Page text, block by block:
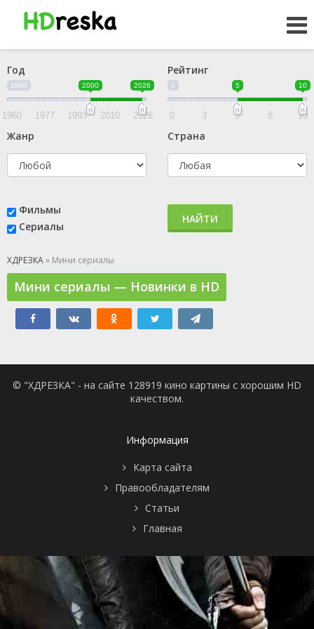
Год
1960 2000 2026
1960 1977 1993 2010 2026
Рейтинг
0 5 10
0 3 5 8 10
Жанр Страна
Фильмы
Сериалы
НАЙТИ
ХДРЕЗКА» Мини сериалы
Мини сериалы — Новинки в HD
© "ХДРЕЗКА" - на сайте 128919 кино картины с хорошим HD
качеством.
Информация
Карта сайта
Правообладателям
Статьи
Главная